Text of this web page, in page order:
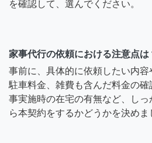
を確認して、選んでください。
家事代行の依頼における注意点は
事前に、具体的に依頼したい内
駐車料金、雑費も含んだ料金の
事実施時の在宅の有無など、し
ら本契約をするかどうかを決めま